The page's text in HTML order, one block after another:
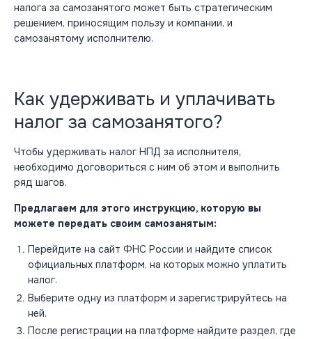
налога за самозанятого может быть стратегическим
решением, приносящим пользу и компании, и
самозанятому исполнителю.
Как удерживать и уплачивать
налог за самозанятого?
Чтобы удерживать налог НПД за исполнителя,
необходимо договориться с ним об этом и выполнить
ряд шагов.
Предлагаем для этого инструкцию, которую вы
можете передать своим самозанятым:
Перейдите на сайт ФНС России и найдите список
официальных платформ, на которых можно уплатить
налог.
Выберите одну из платформ и зарегистрируйтесь на
ней.
После регистрации на платформе найдите раздел, где